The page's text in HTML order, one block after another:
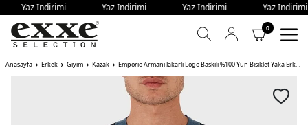
Yaz İndirimi - Yaz İndirimi - Yaz İndirimi - Yaz
0
Anasayfa Erkek Giyim Kazak Emporio Armani Jakarlı Logo Baskılı %100 Yün Bisiklet Yaka Erkek Kazak